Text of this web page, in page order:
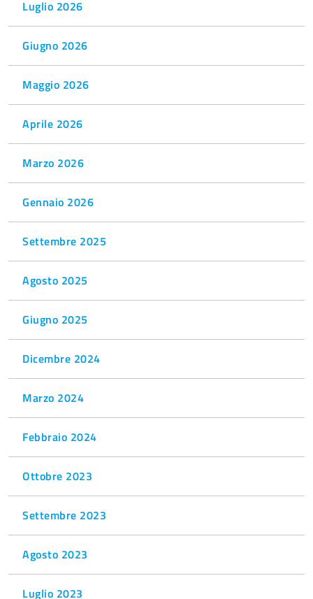
Luglio 2026
Giugno 2026
Maggio 2026
Aprile 2026
Marzo 2026
Gennaio 2026
Settembre 2025
Agosto 2025
Giugno 2025
Dicembre 2024
Marzo 2024
Febbraio 2024
Ottobre 2023
Settembre 2023
Agosto 2023
Luglio 2023